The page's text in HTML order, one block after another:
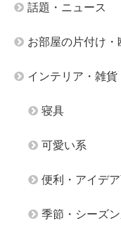
話題・ニュース
お部屋の片付け・
インテリア・雑貨
寝具
可愛い系
便利・アイデ
季節・シーズ